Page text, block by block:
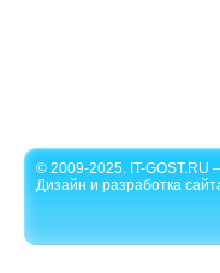
© 2009-2025. IT-
Дизайн и разработка